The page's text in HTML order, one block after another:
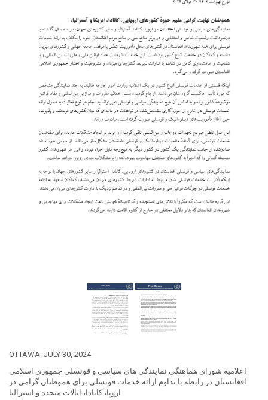
OTTAWA: JULY 30, 2024
اعلامیه شورای هماهنگی نمایندگی های سیاسی و قونسلی جمهوری اسلامی
افغانستان در رابطه با تداوم ارائه خدمات قونسلی برای هموطنان گرامی در
اروپا، کانادا، ایالات متحده و استرالیا